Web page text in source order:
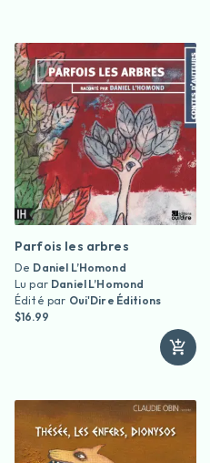
Parfois les arbres
De Daniel L’Homond
Lu par Daniel L’Homond
Édité par Oui'Dire Éditions
$16.99